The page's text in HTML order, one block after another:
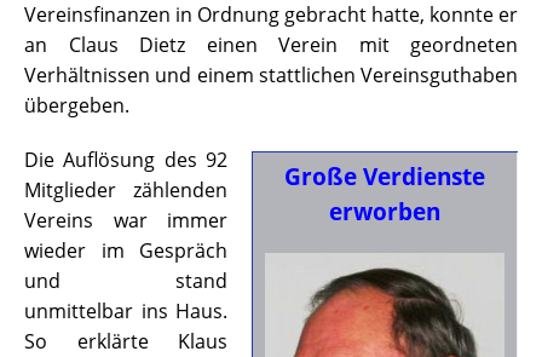
Vereinsfinanzen in Ordnung gebracht hatte, konnte er
an Claus Dietz einen Verein mit geordneten
Verhältnissen und einem stattlichen Vereinsguthaben
übergeben.
Große Verdienste
erworben
Die Auflösung des 92
Mitglieder zählenden
Vereins war immer
wieder im Gespräch
und stand
unmittelbar ins Haus.
So erklärte Klaus